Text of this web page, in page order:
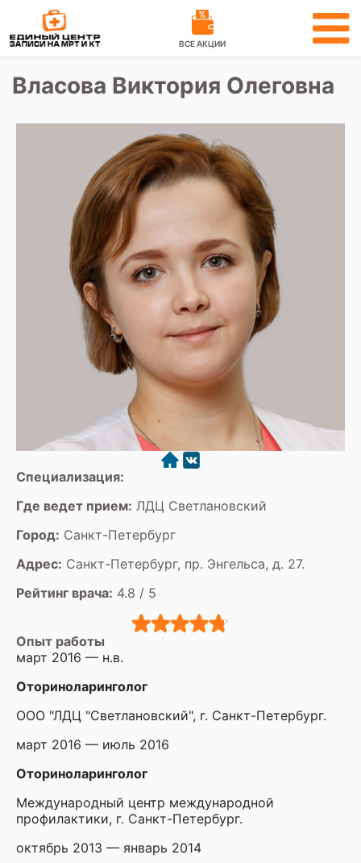
ВСЕ АКЦИИ
Власова Виктория Олеговна
Специализация:
Где ведет прием: ЛДЦ Светлановский
Город: Санкт-Петербург
Адрес: Санкт-Петербург, пр. Энгельса, д. 27.
Рейтинг врача: 4.8 / 5
Опыт работы
март 2016 — н.в.
Оториноларинголог
ООО "ЛДЦ "Светлановский", г. Санкт-Петербург.
март 2016 — июль 2016
Оториноларинголог
Международный центр международной
профилактики, г. Санкт-Петербург.
октябрь 2013 — январь 2014